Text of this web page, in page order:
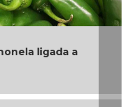
La UNAM